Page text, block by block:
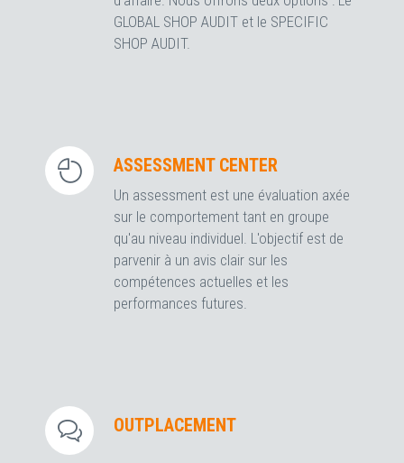
GLOBAL SHOP AUDIT et le SPECIFIC
SHOP AUDIT.
ASSESSMENT CENTER
Un assessment est une évaluation axée
sur le comportement tant en groupe
qu'au niveau individuel. L'objectif est de
parvenir à un avis clair sur les
compétences actuelles et les
performances futures.
OUTPLACEMENT